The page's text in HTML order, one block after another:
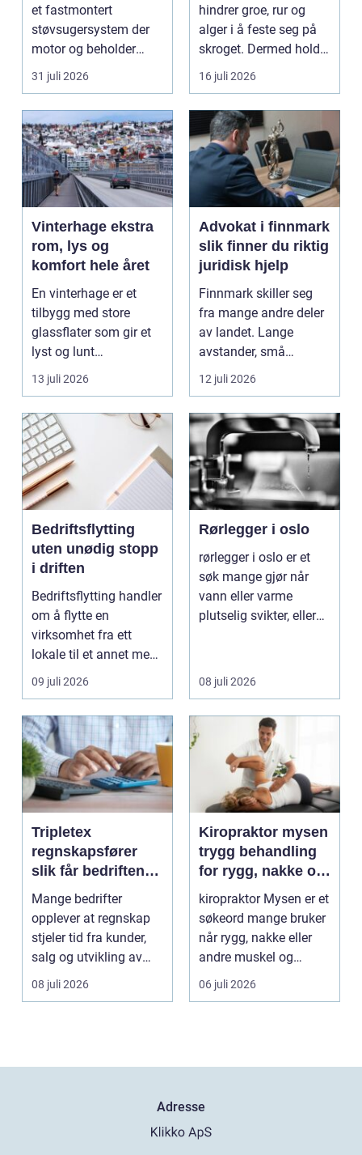
et fastmontert
støvsugersystem der
motor og beholder
står...
31 juli 2026
hindrer groe, rur og
alger i å feste seg på
skroget. Dermed holder
båten bedre far...
16 juli 2026
Vinterhage ekstra
rom, lys og
komfort hele året
En vinterhage er et
tilbygg med store
glassflater som gir et
lyst og lunt
oppholdsrom nær
hagen, ogs...
13 juli 2026
Advokat i finnmark
slik finner du riktig
juridisk hjelp
Finnmark skiller seg
fra mange andre deler
av landet. Lange
avstander, små
lokalsamfunn, sterk
tilkn...
12 juli 2026
Bedriftsflytting
uten unødig stopp
i driften
Bedriftsflytting handler
om å flytte en
virksomhet fra ett
lokale til et annet med
minst mulig...
09 juli 2026
Rørlegger i oslo
rørlegger i oslo er et
søk mange gjør når
vann eller varme
plutselig svikter, eller
08 juli 2026
Tripletex
regnskapsfører
slik får bedriften
mer ut av
regnskapet
Mange bedrifter
opplever at regnskap
stjeler tid fra kunder,
salg og utvikling av
virksomheten. Samt...
08 juli 2026
Kiropraktor mysen
trygg behandling
for rygg, nakke og
ledd
kiropraktor Mysen er et
søkeord mange bruker
når rygg, nakke eller
andre muskel og
leddplager begynn...
06 juli 2026
Adresse